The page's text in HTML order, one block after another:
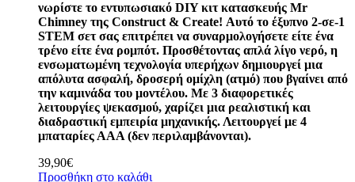
νωρίστε το εντυπωσιακό DIY κιτ κατασκευής Mr
Chimney της Construct & Create! Αυτό το έξυπνο 2-σε-1
STEM σετ σας επιτρέπει να συναρμολογήσετε είτε ένα
τρένο είτε ένα ρομπότ. Προσθέτοντας απλά λίγο νερό, η
ενσωματωμένη τεχνολογία υπερήχων δημιουργεί μια
απόλυτα ασφαλή, δροσερή ομίχλη (ατμό) που βγαίνει από
την καμινάδα του μοντέλου. Με 3 διαφορετικές
λειτουργίες ψεκασμού, χαρίζει μια ρεαλιστική και
διαδραστική εμπειρία μηχανικής. Λειτουργεί με 4
μπαταρίες ΑΑΑ (δεν περιλαμβάνονται).
39,90€
Προσθήκη στο καλάθι